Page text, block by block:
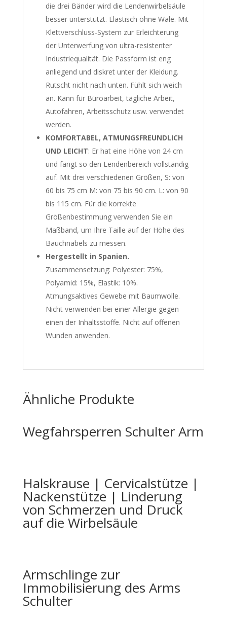
die drei Bänder wird die Lendenwirbelsäule
besser unterstützt. Elastisch ohne Wale. Mit
Klettverschluss-System zur Erleichterung
der Unterwerfung von ultra-resistenter
Industriequalität. Die Passform ist eng
anliegend und diskret unter der Kleidung.
Rutscht nicht nach unten. Fühlt sich weich
an. Kann für Büroarbeit, tägliche Arbeit,
Autofahren, Arbeitsschutz usw. verwendet
werden.
KOMFORTABEL, ATMUNGSFREUNDLICH
UND LEICHT: Er hat eine Höhe von 24 cm
und fängt so den Lendenbereich vollständig
auf. Mit drei verschiedenen Größen, S: von
60 bis 75 cm M: von 75 bis 90 cm. L: von 90
bis 115 cm. Für die korrekte
Größenbestimmung verwenden Sie ein
Maßband, um Ihre Taille auf der Höhe des
Bauchnabels zu messen.
Hergestellt in Spanien.
Zusammensetzung: Polyester: 75%,
Polyamid: 15%, Elastik: 10%.
Atmungsaktives Gewebe mit Baumwolle.
Nicht verwenden bei einer Allergie gegen
einen der Inhaltsstoffe. Nicht auf offenen
Wunden anwenden.
Ähnliche Produkte
Wegfahrsperren Schulter Arm
Halskrause | Cervicalstütze |
Nackenstütze | Linderung
von Schmerzen und Druck
auf die Wirbelsäule
Armschlinge zur
Immobilisierung des Arms
Schulter